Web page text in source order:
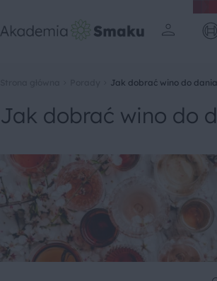
Jak dobrać wino do
Jak dobrać wino do